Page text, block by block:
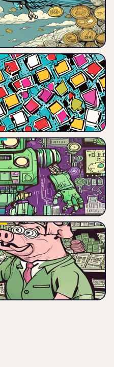
Aktien-Sparplan vs.
Einmalanlage: Finde heraus,
welches Modell dein Risiko
senkt und Rendite steigert –
jetzt vergleiche
Der ultimative ETF-
Komplettguide 2026 für
Einsteiger und Fortgeschrittene.
Von Grundlagen, Strategien und
Sparplänen bis
ETF einfach erklärt: Was sind
ETFs, wie funktionieren sie und
warum sind sie ideal für
Einsteiger? Lerne alles über
Kost
Notgroschen aufbauen:
Ermittele die optimale Summe,
wähle das passende
Tagesgeldkonto und steigere
dein Polster – starte